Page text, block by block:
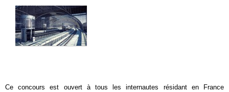
Ce concours est ouvert à tous les internautes résidant en France